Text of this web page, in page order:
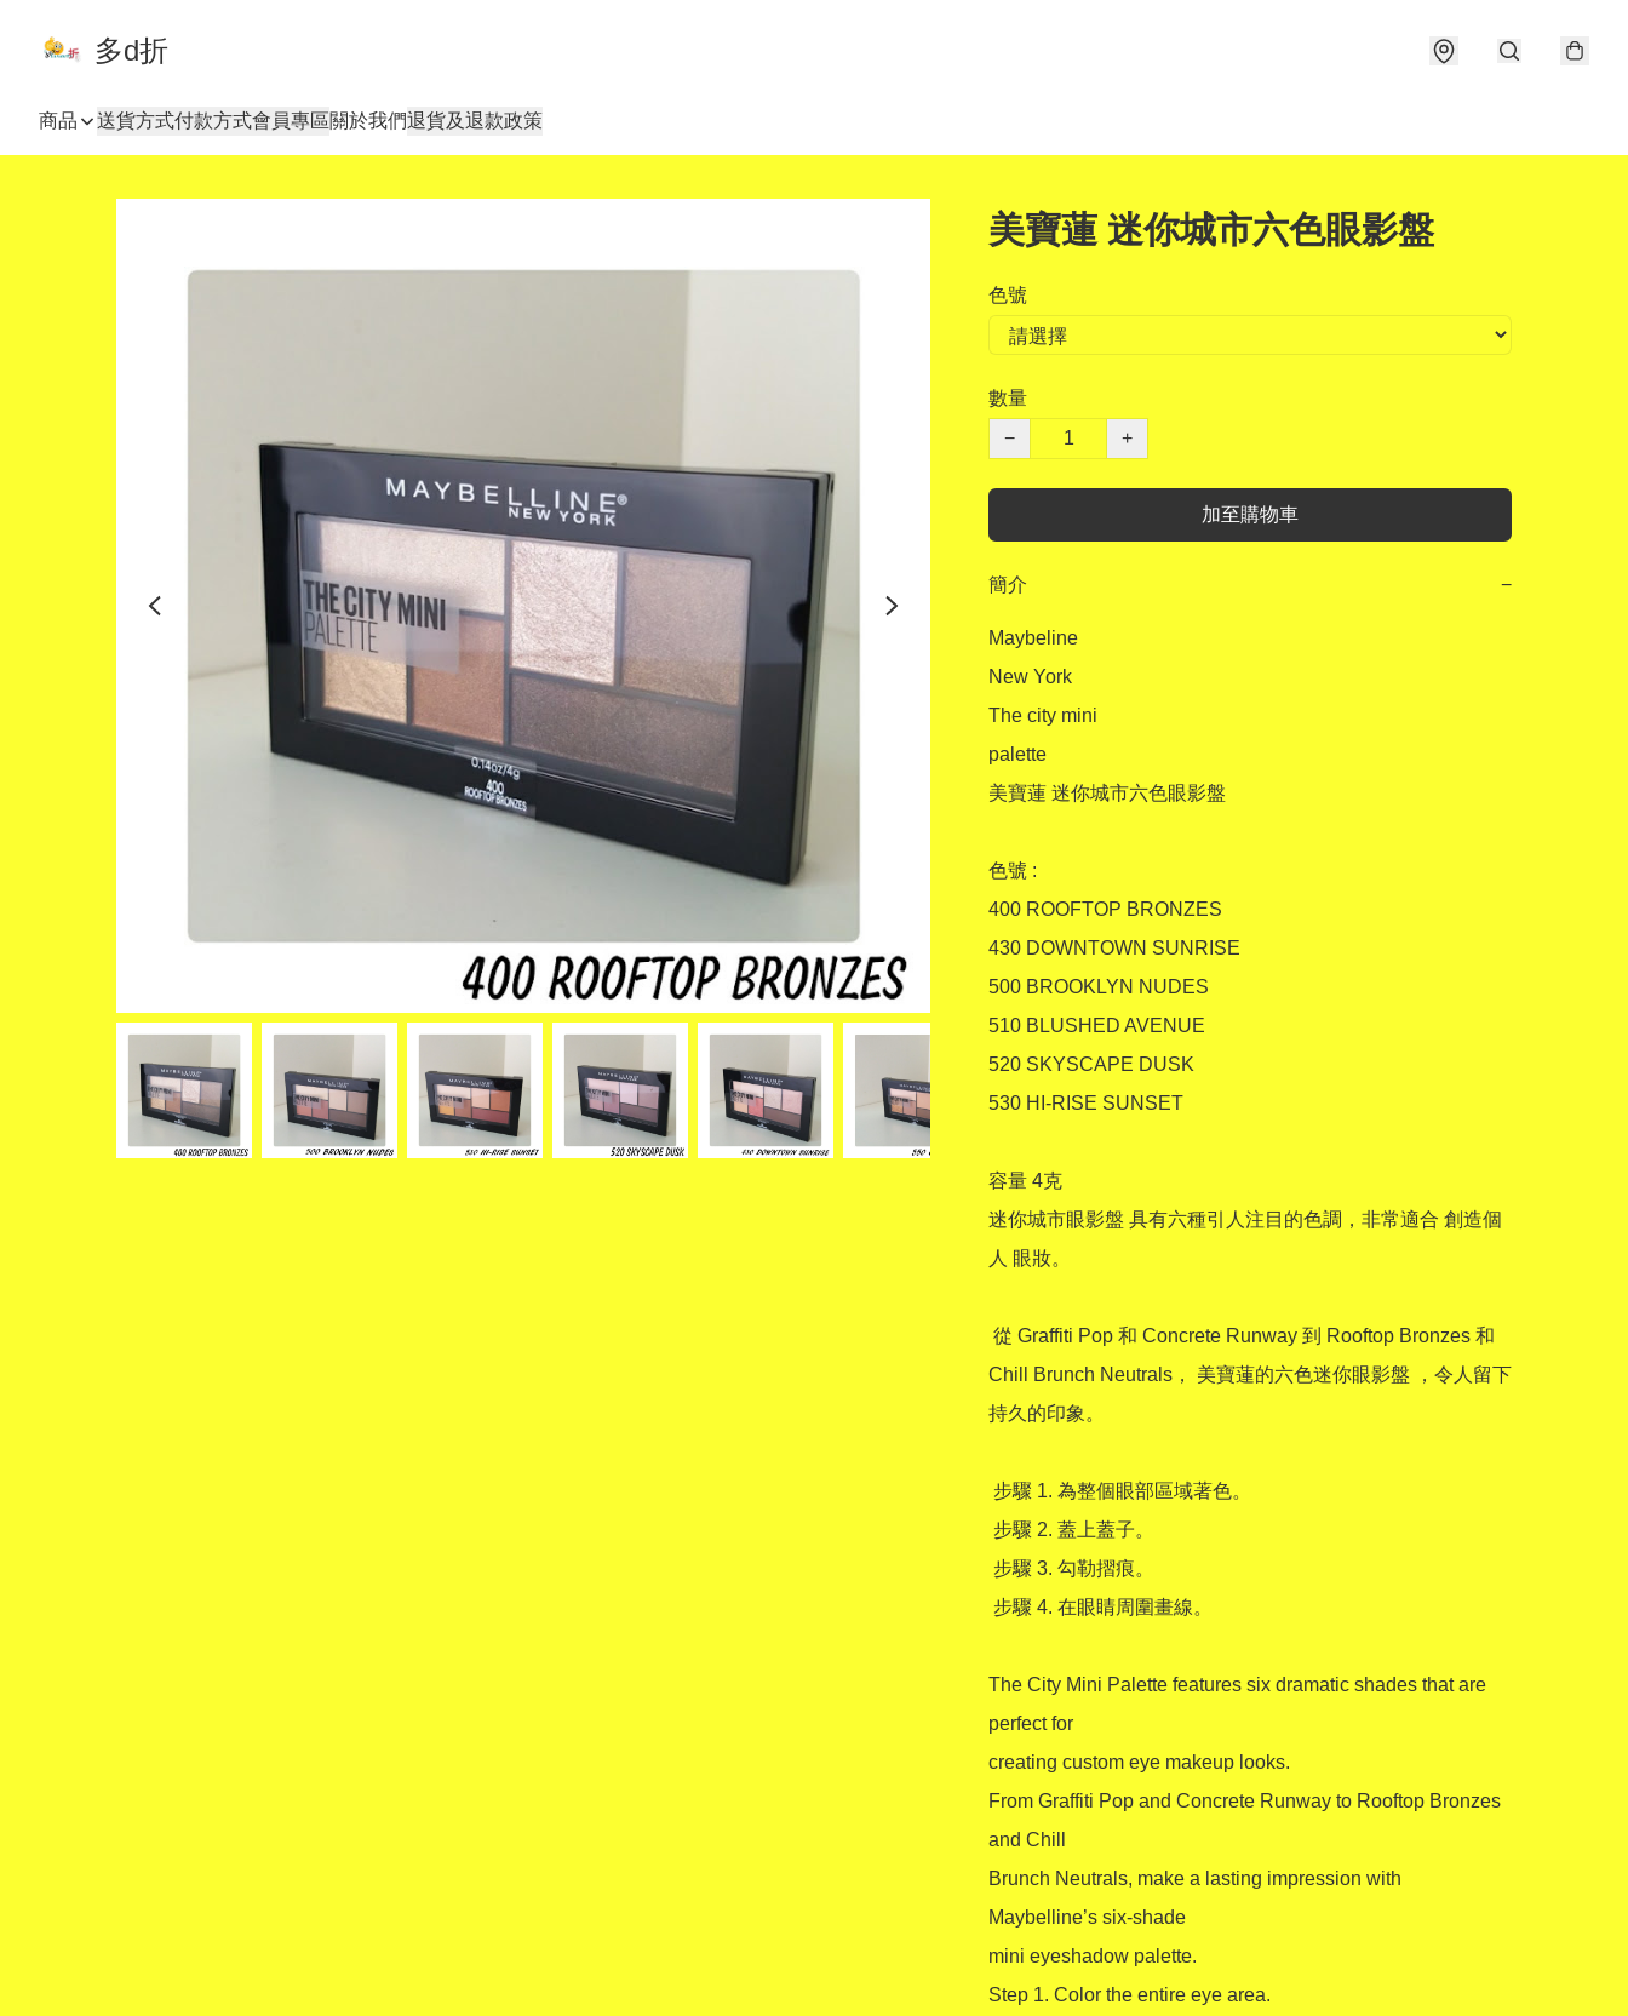
多d折
商品 送貨方式付款方式會員專區關於我們退貨及退款政策
美寶蓮 迷你城市六色眼影盤
色號
數量
−
+
加至購物車
簡介 −
Maybeline
New York
The city mini
palette
美寶蓮 迷你城市六色眼影盤
色號 :
400 ROOFTOP BRONZES
430 DOWNTOWN SUNRISE
500 BROOKLYN NUDES
510 BLUSHED AVENUE
520 SKYSCAPE DUSK
530 HI-RISE SUNSET
容量 4克
迷你城市眼影盤 具有六種引人注目的色調，非常適合 創造個
人 眼妝。
Chill Brunch Neutrals， 美寶蓮的六色迷你眼影盤 ，令人留下
持久的印象。
The City Mini Palette features six dramatic shades that are
perfect for
creating custom eye makeup looks.
From Graffiti Pop and Concrete Runway to Rooftop Bronzes
and Chill
Brunch Neutrals, make a lasting impression with
Maybelline’s six-shade
mini eyeshadow palette.
Step 1. Color the entire eye area.